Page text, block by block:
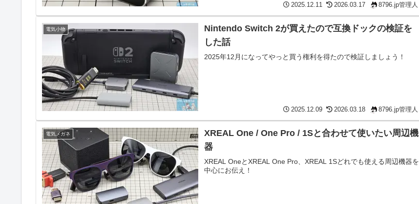
2025.12.11 2026.03.17 8796.jp管理人
電気小物
Nintendo Switch 2が買えたので互換ドックの検証を
した話
2025年12月になってやっと買う権利を得たので検証しましょう！
2025.12.09 2026.03.18 8796.jp管理人
電気メガネ
XREAL One / One Pro / 1Sと合わせて使いたい周辺機
器
XREAL OneとXREAL One Pro、XREAL 1Sどれでも使える周辺機器を
中心にお伝え！